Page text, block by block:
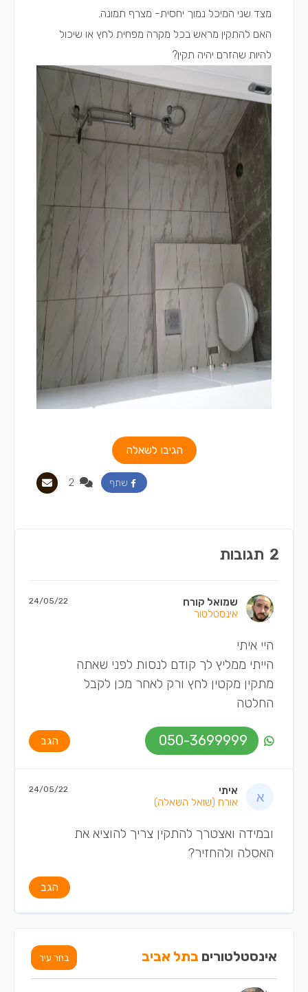
מצד שני המיכל נמוך יחסית- מצרף תמונה.
האם להתקין מראש בכל מקרה מפחית לחץ או שיכול
להיות שהזרם יהיה תקין?
הגיבו לשאלה
שתף
2 תגובות
שמואל קורח
אינסטלטור
24/05/22
היי איתי
הייתי ממליץ לך קודם לנסות לפני שאתה
מתקין מקטין לחץ ורק לאחר מכן לקבל
החלטה
050-3699999 הגב
איתי
אורח (שואל השאלה)
24/05/22
ובמידה ואצטרך להתקין צריך להוציא את
האסלה ולהחזיר?
הגב
אינסטלטורים בתל אביב בחר עיר